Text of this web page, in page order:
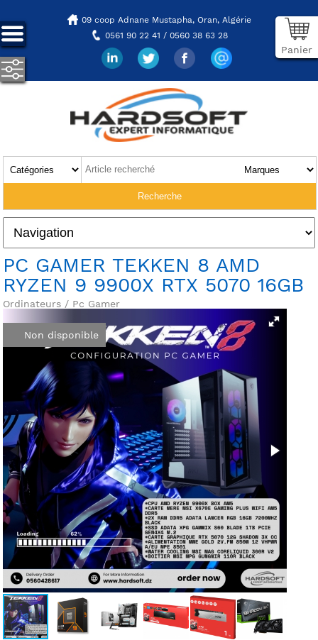
09 coop Adnane Mustapha, Oran, Algérie
0561 90 22 41 / 0560 38 63 28
Panier
PC GAMER TEKKEN 8 AMD
RYZEN 9 9900X RTX 5070 16GB
Ordinateurs / Pc Gamer
Non disponible